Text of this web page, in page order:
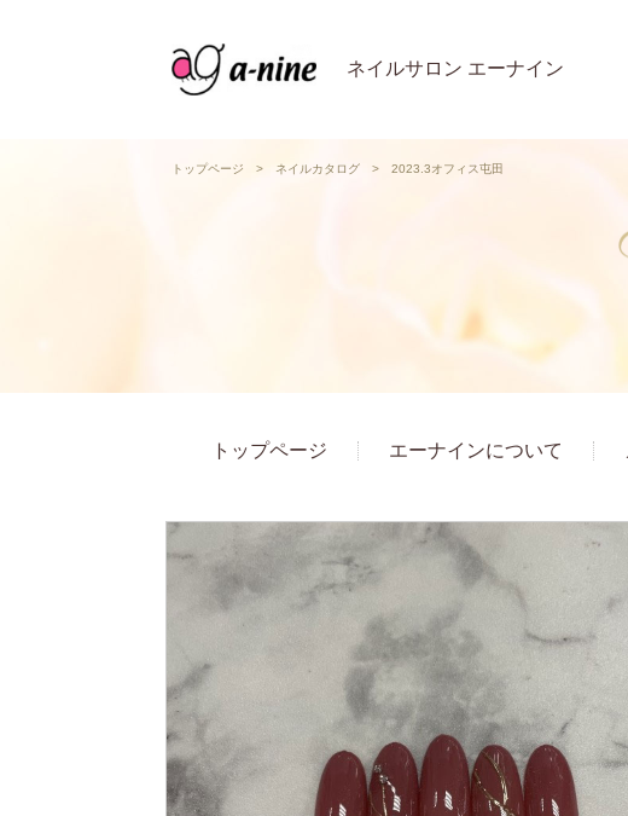
ネイルサロン エーナイン
トップページ > ネイルカタログ > 2023.3オフィス屯田
トップページ エーナインについて